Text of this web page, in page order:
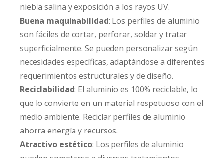
niebla salina y exposición a los rayos UV.
Buena maquinabilidad: Los perfiles de aluminio
son fáciles de cortar, perforar, soldar y tratar
superficialmente. Se pueden personalizar según
necesidades específicas, adaptándose a diferentes
requerimientos estructurales y de diseño.
Reciclabilidad: El aluminio es 100% reciclable, lo
que lo convierte en un material respetuoso con el
medio ambiente. Reciclar perfiles de aluminio
ahorra energía y recursos.
Atractivo estético: Los perfiles de aluminio